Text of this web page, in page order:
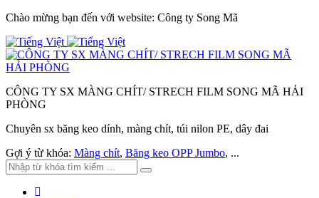
Chào mừng bạn đến với website: Công ty Song Mã
CÔNG TY SX MÀNG CHÍT/ STRECH FILM SONG MÃ HẢI
PHÒNG
Chuyên sx băng keo dính, màng chít, túi nilon PE, dây đai
Gợi ý từ khóa: Màng chít, Băng keo OPP Jumbo, ...